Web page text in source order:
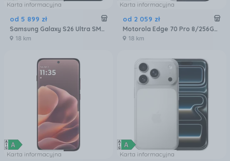
Karta informacyjna
od 5 899 zł
Samsung Galaxy S26 Ultra SM-S948 5G 12/256GB Czarny
18 km
Karta informacyjna
od 2 059 zł
Motorola Edge 70 Pro 8/256GB Granatowy
18 km
Karta informacyjna Karta informacyjna